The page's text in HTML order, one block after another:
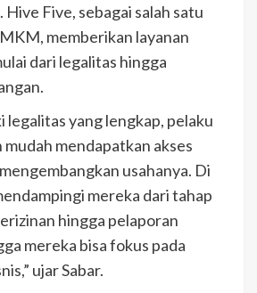
Hive Five, sebagai salah satu
memberikan layanan
dari legalitas hingga
legalitas yang lengkap, pelaku
mendapatkan akses
usahanya. Di
mereka dari tahap
hingga pelaporan
mereka bisa fokus pada
ujar Sabar.